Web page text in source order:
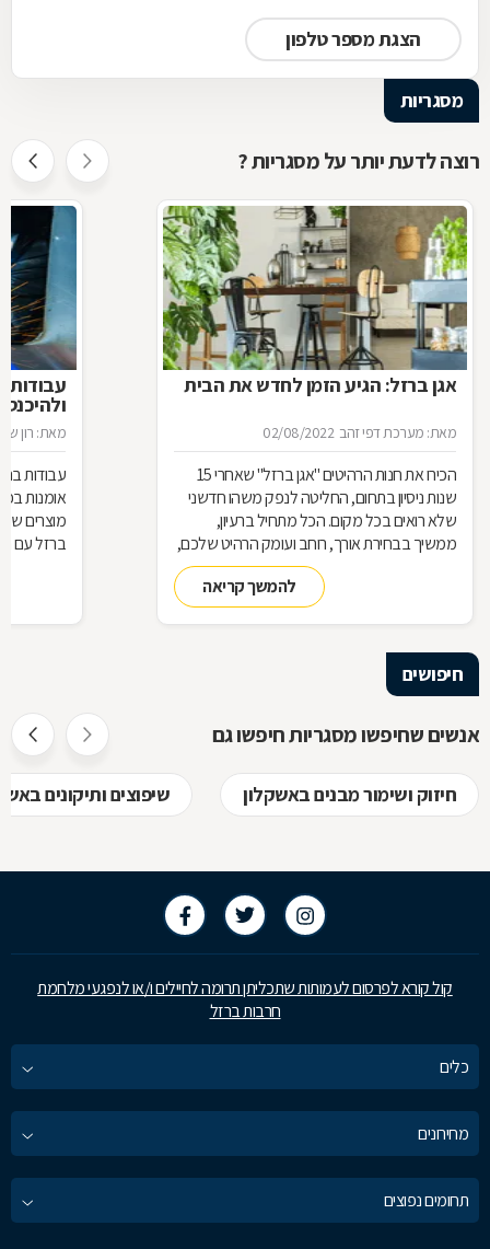
הצגת מספר טלפון
מסגריות
רוצה לדעת יותר על מסגריות ?
אגן ברזל: הגיע הזמן לחדש את הבית
מאת: מערכת דפי זהב 02/08/2022
הכירו את חנות הרהיטים ''אגן ברזל'' שאחרי 15
שנות ניסיון בתחום, החליטה לנפק משהו חדשני
שלא רואים בכל מקום. הכל מתחיל ברעיון,
ממשיך בבחירת אורך, רוחב ועומק הרהיט שלכם,
ממשיך בייצור מקורי ממיטב חומרי הגלם ומסתיים
ביצירת הפתרון המרשים והמעשי ביותר עבורכם
להמשך קריאה
עבודות
מאת: רון
עבודות
אומנות
מוצרים
ברזל עם
חיפושים
אנשים שחיפשו מסגריות חיפשו גם
חיזוק ושימור מבנים באשקלון שיפוצים ותיקונים
קול קורא לפרסום לעמותות שתכליתן תרומה לחיילים ו/או לנפגעי מלחמת
חרבות ברזל
כלים
מחירונים
תחומים נפוצים